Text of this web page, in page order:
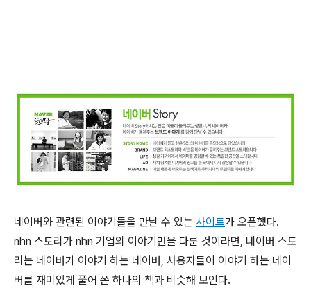
네이버와 관련된 이야기들을 만날 수 있는 사이트가 오픈했다.
nhn 스토리가 nhn 기업의 이야기만을 다룬 것이라면, 네이버 스토
리는 네이버가 이야기 하는 네이버, 사용자들이 이야기 하는 네이
버를 재미있게 풀어 쓴 하나의 책과 비슷해 보인다.